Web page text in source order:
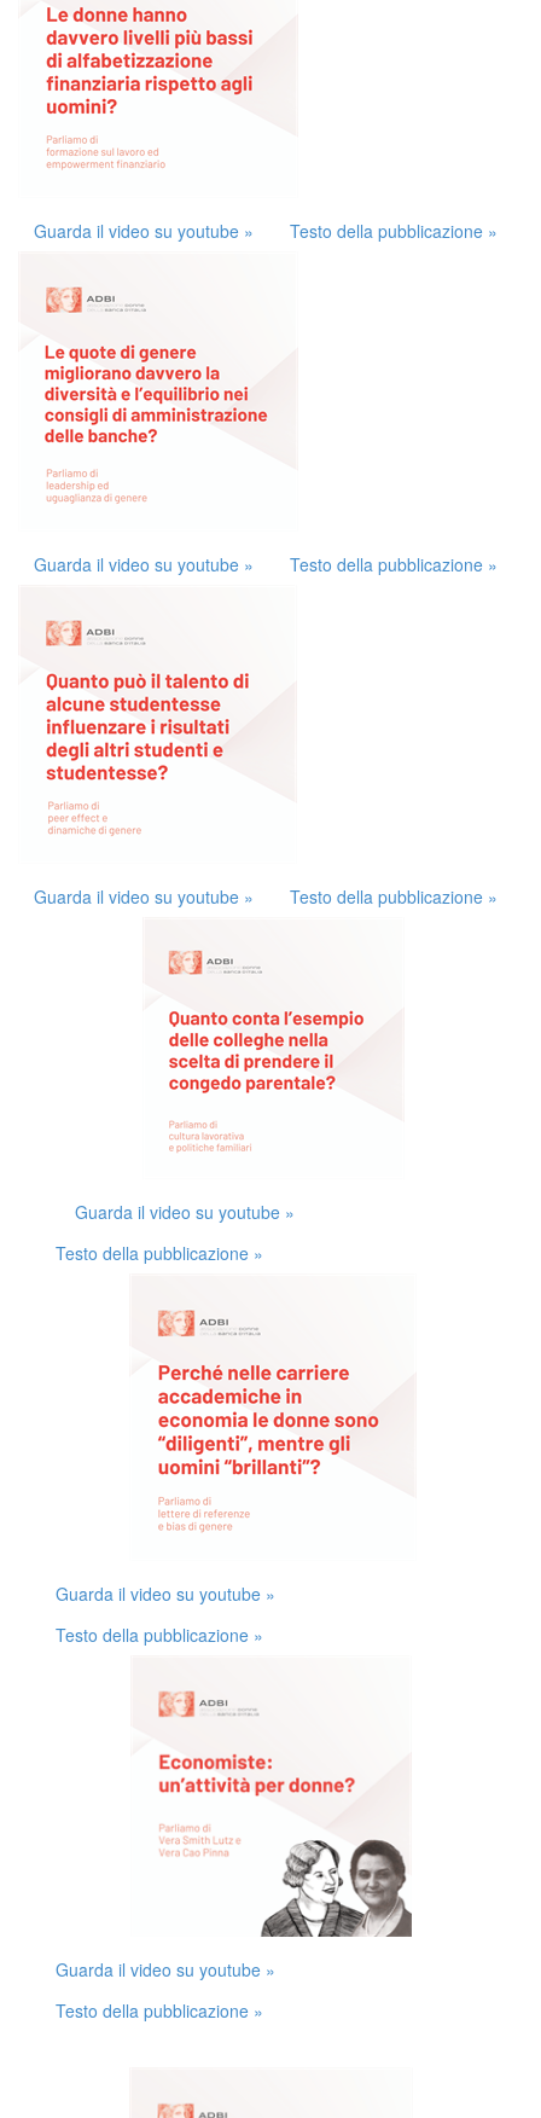
Guarda il video su youtube » Testo della pubblicazione »
Guarda il video su youtube » Testo della pubblicazione »
Guarda il video su youtube » Testo della pubblicazione »
Guarda il video su youtube »
Testo della pubblicazione »
Guarda il video su youtube »
Testo della pubblicazione »
Guarda il video su youtube »
Testo della pubblicazione »